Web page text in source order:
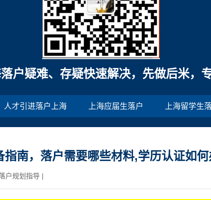
户疑难、存疑快速解决，先做后米，
人才引进落户上海 上海应届生落户 上海留学生
南，落户需要哪些材料,学历认证如
户规划指导 |